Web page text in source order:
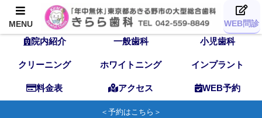
TOP 歯科医師 スタッフ
院内紹介 一般歯科 小児歯科
クリーニング ホワイトニング インプラント
料金表 アクセス WEB予約
＜予約はこちら＞
MENU WEB問診